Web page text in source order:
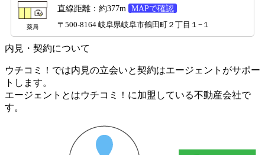
薬局
直線距離：約377m
MAPで確認
〒500-8164 岐阜県岐阜市鶴田町２丁目１−１
内見・契約について
ウチコミ！では内見の立会いと契約はエージェントがサポー
トします。
エージェントとはウチコミ！に加盟している不動産会社で
す。